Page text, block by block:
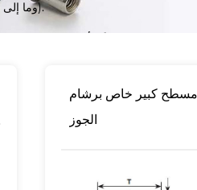
وCLUFIX وTUBTARA وPOP وما إلى ذلك).
وفقًا لأنواع المنتجات،
برشام الجوز
نصف برأس صغيرة،
كبير خاص برشام
الجوز